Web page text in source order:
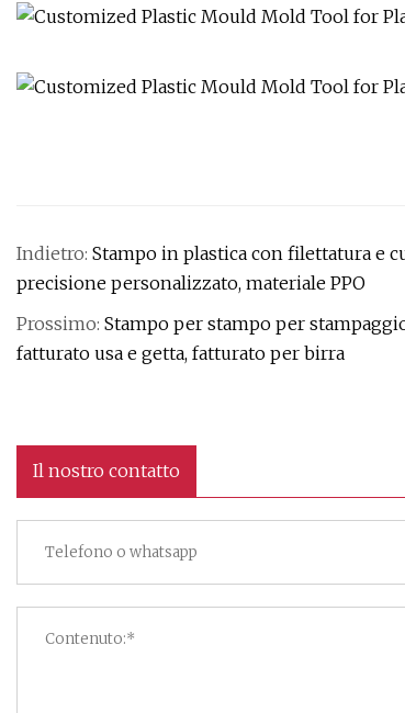
Indietro: Stampo in plastica con filettatura e
precisione personalizzato, materiale PPO
Prossimo: Stampo per stampo per
fatturato usa e getta, fatturato per birra
Il nostro contatto